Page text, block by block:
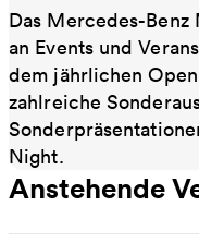
Das Mercedes-Benz
an Events und
dem jährlichen
zahlreiche
Night.
Anstehende